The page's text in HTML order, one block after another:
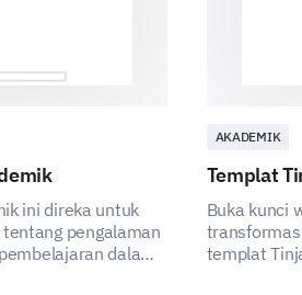
kami dibandingkan
ini direka untuk
pengalaman
dalam
AKADEMIK
Templat
Buka kunci
templat